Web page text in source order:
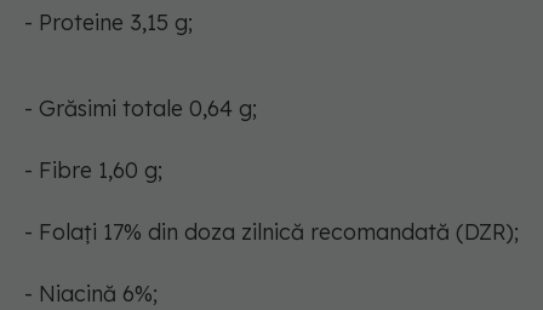
- Proteine 3,15 g;
- Grăsimi totale 0,64 g;
- Fibre 1,60 g;
- Folați 17% din doza zilnică recomandată (DZR);
- Niacină 6%;